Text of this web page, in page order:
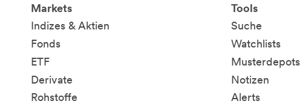
Markets
Indizes & Aktien
Fonds
ETF
Derivate
Rohstoffe
Tools
Suche
Watchlists
Musterdepots
Notizen
Alerts